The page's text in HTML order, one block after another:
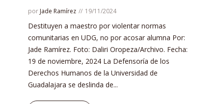
por Jade Ramírez 19/11/2024
Destituyen a maestro por violentar normas
comunitarias en UDG, no por acosar alumna Por:
Jade Ramírez. Foto: Daliri Oropeza/Archivo. Fecha:
19 de noviembre, 2024 La Defensoría de los
Derechos Humanos de la Universidad de
Guadalajara se deslinda de...